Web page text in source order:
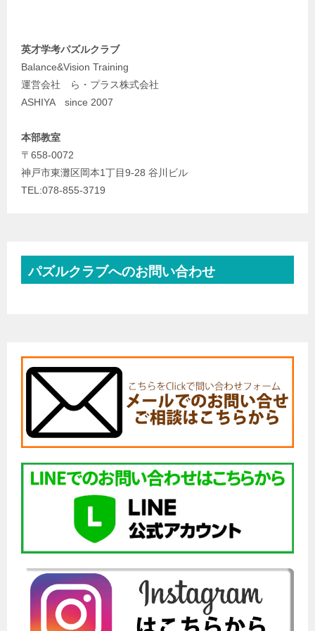
英才学考パズルクラブ
Balance&Vision Training
運営会社 ら・プラス株式会社
ASHIYA since 2007
本部教室
〒658-0072
神戸市東灘区岡本1丁目9-28 谷川ビル
TEL:078-855-3719
パズルクラブへのお問い合わせ